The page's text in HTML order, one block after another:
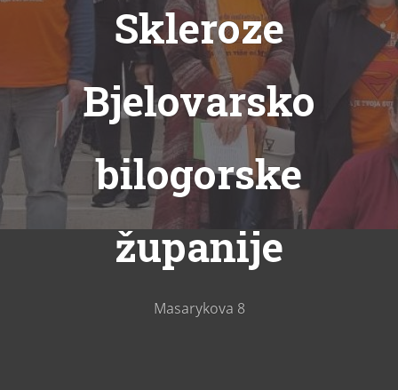
Skleroze
Bjelovarsko
bilogorske
županije
Masarykova 8